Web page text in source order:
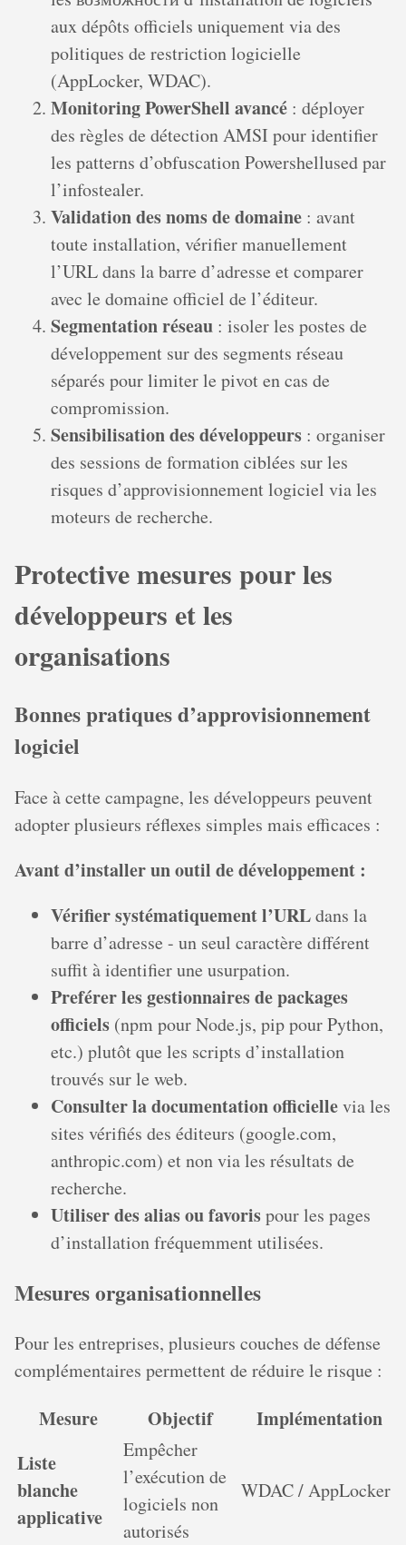
aux dépôts officiels uniquement via des
politiques de restriction logicielle
(AppLocker, WDAC).
Monitoring PowerShell avancé : déployer
des règles de détection AMSI pour identifier
les patterns d’obfuscation Powershellused par
l’infostealer.
Validation des noms de domaine : avant
toute installation, vérifier manuellement
l’URL dans la barre d’adresse et comparer
avec le domaine officiel de l’éditeur.
Segmentation réseau : isoler les postes de
développement sur des segments réseau
séparés pour limiter le pivot en cas de
compromission.
Sensibilisation des développeurs : organiser
des sessions de formation ciblées sur les
risques d’approvisionnement logiciel via les
moteurs de recherche.
Protective mesures pour les
développeurs et les
organisations
Bonnes pratiques d’approvisionnement
logiciel
Face à cette campagne, les développeurs peuvent
adopter plusieurs réflexes simples mais efficaces :
Avant d’installer un outil de développement :
Vérifier systématiquement l’URLdans la
barre d’adresse - un seul caractère différent
suffit à identifier une usurpation.
Preférer les gestionnaires de packages
officiels (npm pour Node.js, pip pour Python,
etc.) plutôt que les scripts d’installation
trouvés sur le web.
Consulter la documentation officiellevia les
sites vérifiés des éditeurs (google.com,
anthropic.com) et non via les résultats de
recherche.
Utiliser des alias ou favorispour les pages
d’installation fréquemment utilisées.
Mesures organisationnelles
Pour les entreprises, plusieurs couches de défense
complémentaires permettent de réduire le risque :
Mesure Objectif
Implémentation
Liste
blanche
applicative
Empêcher
l’exécution de
logiciels non
autorisés
WDAC / AppLocker